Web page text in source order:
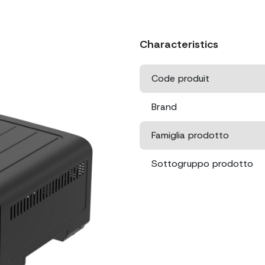
Characteristics
Code produit
Brand
Famiglia prodotto
Sottogruppo prodotto